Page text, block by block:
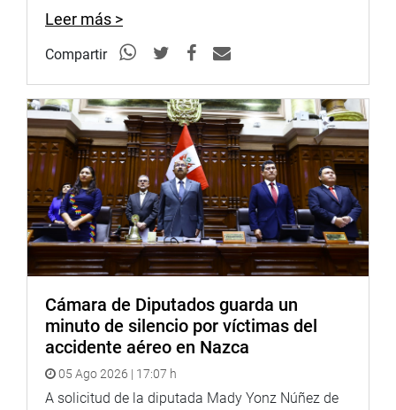
Leer más >
Compartir
Cámara de Diputados guarda un
minuto de silencio por víctimas del
accidente aéreo en Nazca
05 Ago 2026 | 17:07 h
A solicitud de la diputada Mady Yonz Núñez de